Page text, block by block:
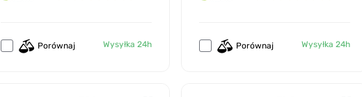
Porównaj Wysyłka 24h Porównaj Wysyłka 24h